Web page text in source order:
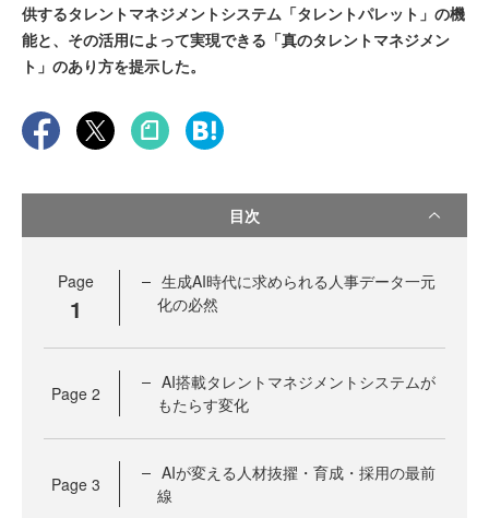
供するタレントマネジメントシステム「タレントパレット」の機
能と、その活用によって実現できる「真のタレントマネジメン
ト」のあり方を提示した。
目次
Page
1
生成AI時代に求められる人事データ一元
化の必然
Page 2
AI搭載タレントマネジメントシステムが
もたらす変化
Page 3
AIが変える人材抜擢・育成・採用の最前
線